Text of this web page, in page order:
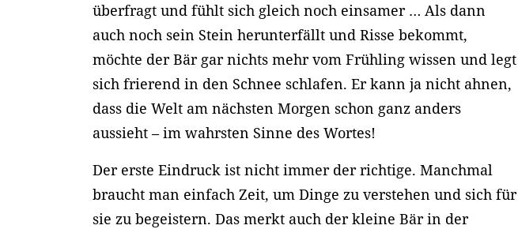
überfragt und fühlt sich gleich noch einsamer … Als dann
auch noch sein Stein herunterfällt und Risse bekommt,
möchte der Bär gar nichts mehr vom Frühling wissen und legt
sich frierend in den Schnee schlafen. Er kann ja nicht ahnen,
dass die Welt am nächsten Morgen schon ganz anders
aussieht – im wahrsten Sinne des Wortes!
Der erste Eindruck ist nicht immer der richtige. Manchmal
braucht man einfach Zeit, um Dinge zu verstehen und sich für
sie zu begeistern. Das merkt auch der kleine Bär in der